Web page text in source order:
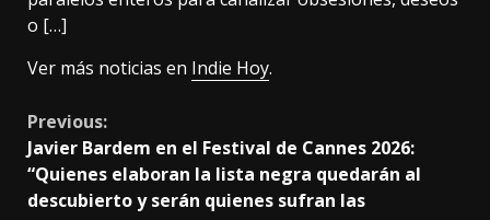
o […]
Ver más noticias en Indie Hoy.
Continue
Reading
Previous:
Javier Bardem en el Festival de Cannes 2026:
“Quienes elaboran la lista negra quedarán al
descubierto y serán quienes sufran las